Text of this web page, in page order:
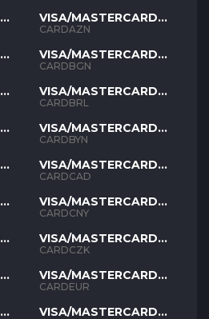
VISA/MASTERCARD
AZN
CARDAZN
VISA/MASTERCARD
BGN
CARDBGN
VISA/MASTERCARD
BRL
CARDBRL
VISA/MASTERCARD
BYN
CARDBYN
VISA/MASTERCARD
CAD
CARDCAD
VISA/MASTERCARD
CNY
CARDCNY
VISA/MASTERCARD
CZK
CARDCZK
VISA/MASTERCARD
EUR
CARDEUR
VISA/MASTERCARD